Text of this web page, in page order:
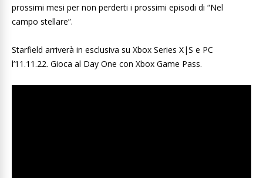
prossimi mesi per non perderti i prossimi episodi di “Nel
campo stellare”.
Starfield arriverà in esclusiva su Xbox Series X|S e PC
l’11.11.22. Gioca al Day One con Xbox Game Pass.